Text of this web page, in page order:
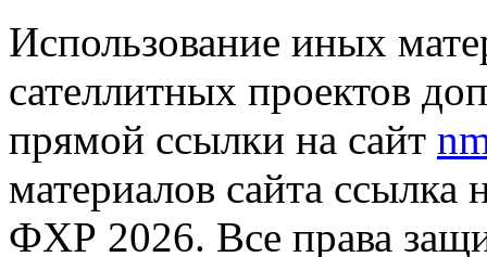
Использование иных
сателлитных проектов
прямой ссылки на сайт
материалов сайта ссылка
ФХР 2026. Все права